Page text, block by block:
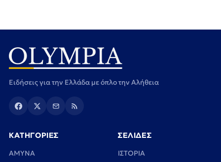
Ειδήσεις για την Ελλάδα με όπλο την Αλήθεια
ΚΑΤΗΓΟΡΙΕΣ
ΑΜΥΝΑ
ΣΕΛΙΔΕΣ
ΙΣΤΟΡΙΑ